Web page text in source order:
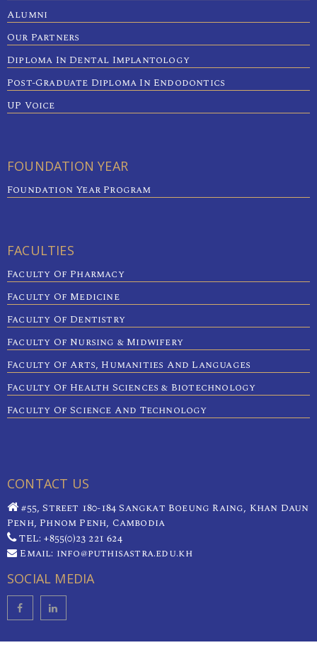
Alumni
Our Partners
Diploma In Dental Implantology
Post-Graduate Diploma In Endodontics
UP Voice
FOUNDATION YEAR
Foundation Year Program
FACULTIES
Faculty Of Pharmacy
Faculty Of Medicine
Faculty Of Dentistry
Faculty Of Nursing & Midwifery
Faculty Of Arts, Humanities And Languages
Faculty Of Health Sciences & Biotechnology
Faculty Of Science And Technology
CONTACT US
#55, Street 180-184 Sangkat Boeung Raing, Khan Daun
Penh, Phnom Penh, Cambodia
TEL: +855(0)23 221 624
Email: info@puthisastra.edu.kh
SOCIAL MEDIA